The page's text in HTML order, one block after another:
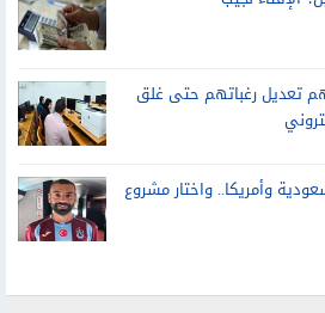
الإفتاء نُجيب
تعديل رغباتهم حتى غلق
وأمريكا.. واختار مشروع